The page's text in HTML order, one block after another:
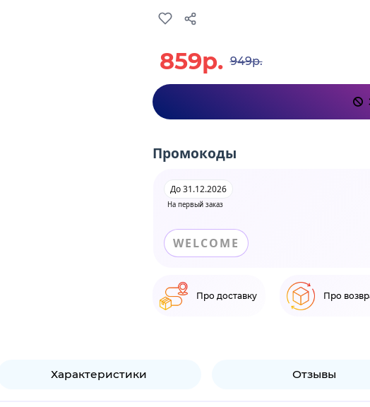
859р. 949р.
Промокоды
На первый заказ
До 31.12.2026
WELCOME
Про доставку Про
Характеристики Отзывы